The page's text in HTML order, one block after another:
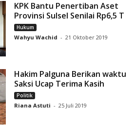
KPK Bantu Penertiban Aset
Provinsi Sulsel Senilai Rp6,5 T
Hukum
Wahyu Wachid - 21 Oktober 2019
Hakim Palguna Berikan waktu
Saksi Ucap Terima Kasih
Politik
Riana Astuti - 25 Juli 2019